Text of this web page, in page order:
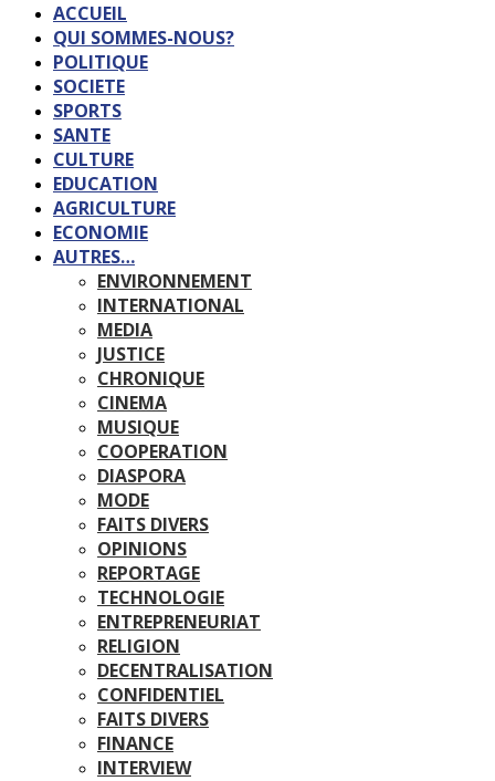
ACCUEIL
QUI SOMMES-NOUS?
POLITIQUE
SOCIETE
SPORTS
SANTE
CULTURE
EDUCATION
AGRICULTURE
ECONOMIE
AUTRES…
ENVIRONNEMENT
INTERNATIONAL
MEDIA
JUSTICE
CHRONIQUE
CINEMA
MUSIQUE
COOPERATION
DIASPORA
MODE
FAITS DIVERS
OPINIONS
REPORTAGE
TECHNOLOGIE
ENTREPRENEURIAT
RELIGION
DECENTRALISATION
CONFIDENTIEL
FAITS DIVERS
FINANCE
INTERVIEW